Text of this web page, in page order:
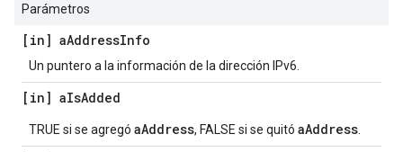
Parámetros
[in] aAddressInfo
Un puntero a la información de la dirección IPv6.
[in] aIsAdded
TRUE si se agregó aAddress, FALSE si se quitó aAddress